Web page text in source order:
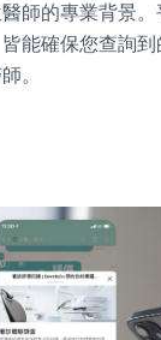
師的專業背景
能確保您查詢
。